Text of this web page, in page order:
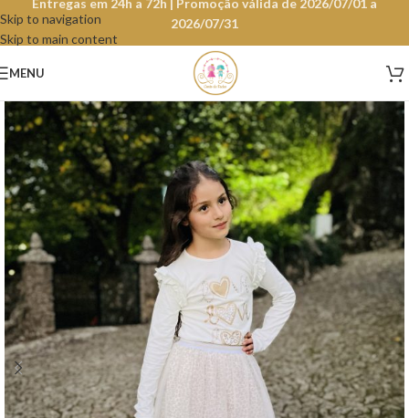
Skip to navigation
Skip to main content
Entregas em 24h a 72h | Promoção válida de 2026/07/01 a
2026/07/31
MENU